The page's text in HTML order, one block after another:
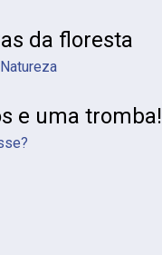
da floresta
e uma tromba!